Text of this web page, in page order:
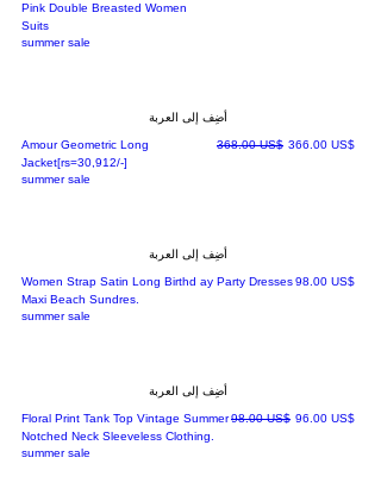
Pink Double Breasted Women
Suits
summer sale
أضِف إلى العربة
Amour Geometric Long
Jacket[rs=30,912/-]
سعر عادي‏368.00 US$ سعر البيع‏366.00 US$
summer sale
أضِف إلى العربة
Women Strap Satin Long Birthd ay Party Dresses
Maxi Beach Sundres.
السعر ‏98.00 US$
summer sale
أضِف إلى العربة
Floral Print Tank Top Vintage Summer
Notched Neck Sleeveless Clothing.
سعر عادي
‏98.00 US$ سعر البيع‏96.00 US$
summer sale